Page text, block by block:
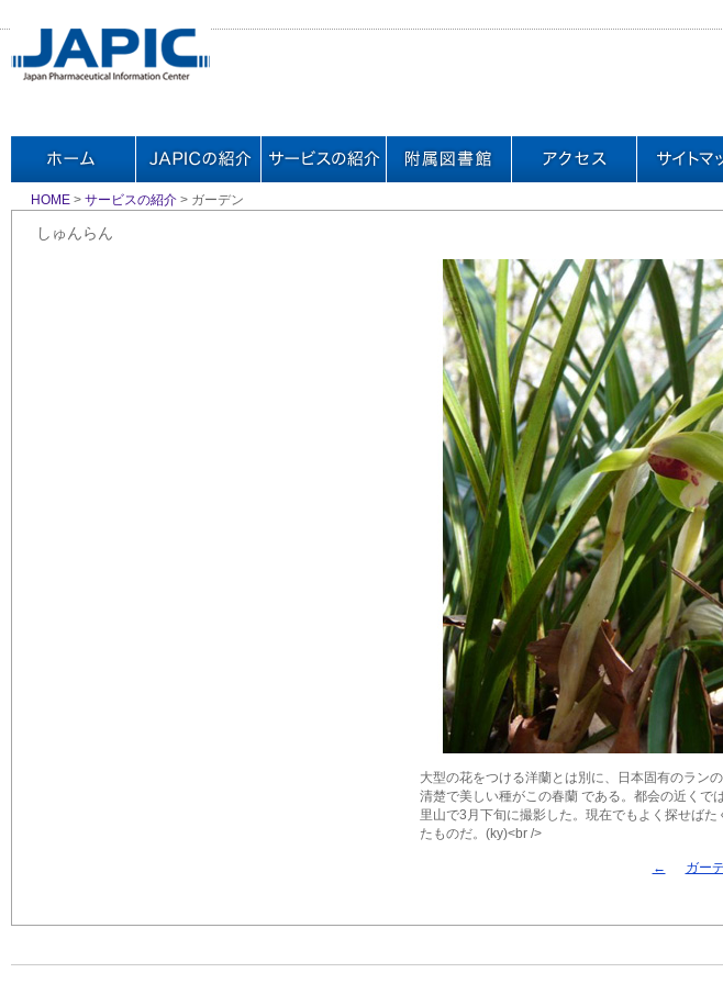
HOME > サービスの紹介 > ガーデン
しゅんらん
大型の花をつける洋蘭とは別に、日本固有のラン
清楚で美しい種がこの春蘭 である。都会の近くで
里山で3月下旬に撮影した。現在でもよく探せば
たものだ。(ky)<br />
← ガー